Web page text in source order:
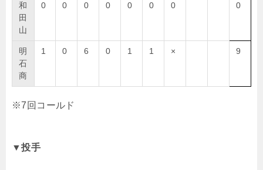
和
田
山
0 0 0 0 0 0 0 0
明
石
商
1 0 6 0 1 1 × 9
※7回コールド
▼投手